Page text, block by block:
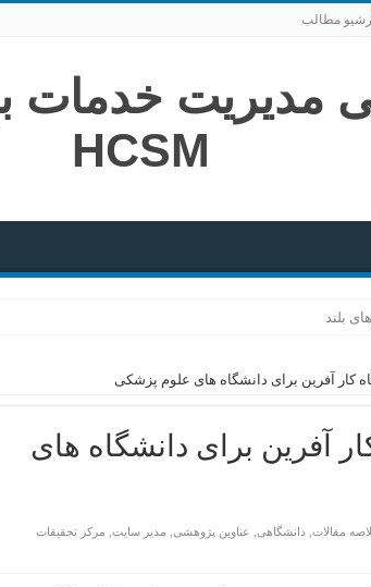
آرشیو مطالب
کار آفرین برای دانشگاه های علوم پزشکی
آفرین برای دانشگاه های
مقالات دانشگاهی عناوین پژوهشی مدیر سایت مركز تحقيقات